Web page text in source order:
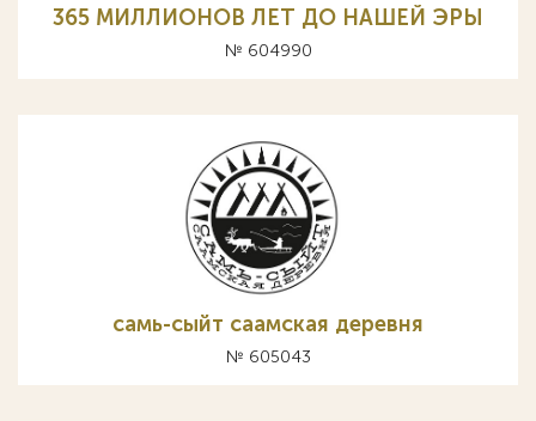
365 МИЛЛИОНОВ ЛЕТ ДО НАШЕЙ ЭРЫ
№ 604990
самь-сыйт саамская деревня
№ 605043